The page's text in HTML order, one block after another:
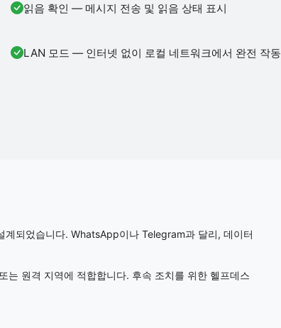
읽음 확인 — 메시지 전송 및 읽음 상태 표시
LAN 모드 — 인터넷 없이 로컬 네트워크에서 완전 작동
되었습니다. WhatsApp이나 Telegram과 달리, 데이터
는 원격 지역에 적합합니다. 후속 조치를 위한 헬프데스